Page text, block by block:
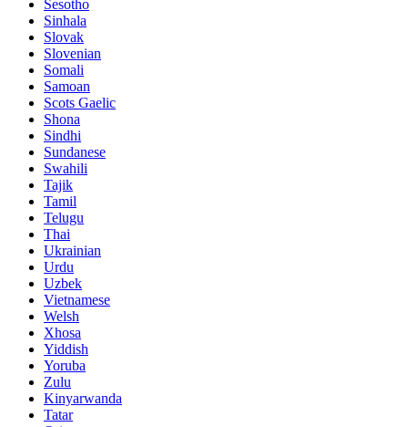
Sesotho
Sinhala
Slovak
Slovenian
Somali
Samoan
Scots Gaelic
Shona
Sindhi
Sundanese
Swahili
Tajik
Tamil
Telugu
Thai
Ukrainian
Urdu
Uzbek
Vietnamese
Welsh
Xhosa
Yiddish
Yoruba
Zulu
Kinyarwanda
Tatar